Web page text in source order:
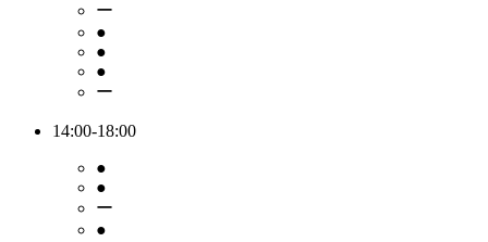
ー
●
●
●
ー
14:00-18:00
●
●
ー
●